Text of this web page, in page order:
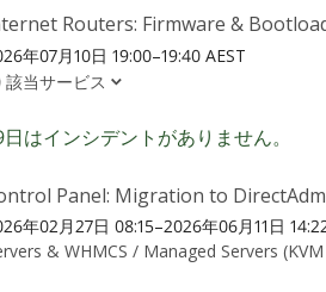
Routers: Firmware &
年07月10日 19:00–19:40 AEST
該当サービス
はインシデントがありません。
Panel: Migration to
年02月27日 08:15–2026年06月11日
& WHMCS / Managed Servers (KVM